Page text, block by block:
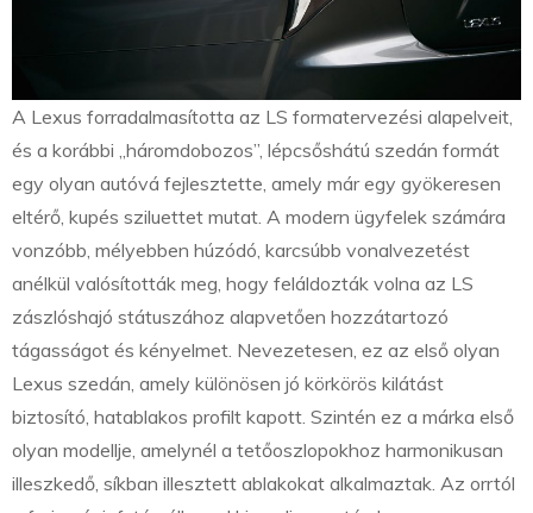
A Lexus forradalmasította az LS formatervezési alapelveit,
és a korábbi „háromdobozos”, lépcsőshátú szedán formát
egy olyan autóvá fejlesztette, amely már egy gyökeresen
eltérő, kupés sziluettet mutat. A modern ügyfelek számára
vonzóbb, mélyebben húzódó, karcsúbb vonalvezetést
anélkül valósították meg, hogy feláldozták volna az LS
zászlóshajó státuszához alapvetően hozzátartozó
tágasságot és kényelmet. Nevezetesen, ez az első olyan
Lexus szedán, amely különösen jó körkörös kilátást
biztosító, hatablakos profilt kapott. Szintén ez a márka első
olyan modellje, amelynél a tetőoszlopokhoz harmonikusan
illeszkedő, síkban illesztett ablakokat alkalmaztak. Az orrtól